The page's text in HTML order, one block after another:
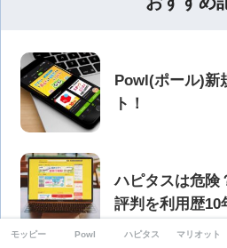
Powl(ポール)新
ト！
ハピタスは危険
評判を利用歴10
モッピー Powl ハピタス マリオット